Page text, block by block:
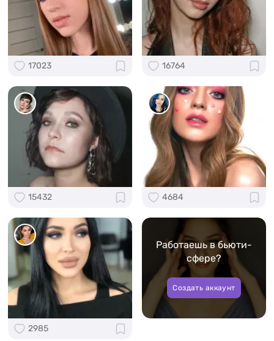
17023 16764
15432 4684
2985
Работаешь в бьюти-
сфере?
Создать аккаунт